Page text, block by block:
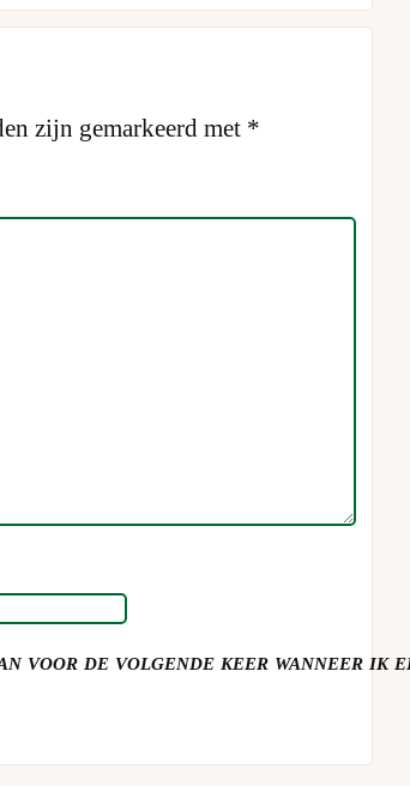
zijn gemarkeerd met *
voor de volgende keer wanneer ik